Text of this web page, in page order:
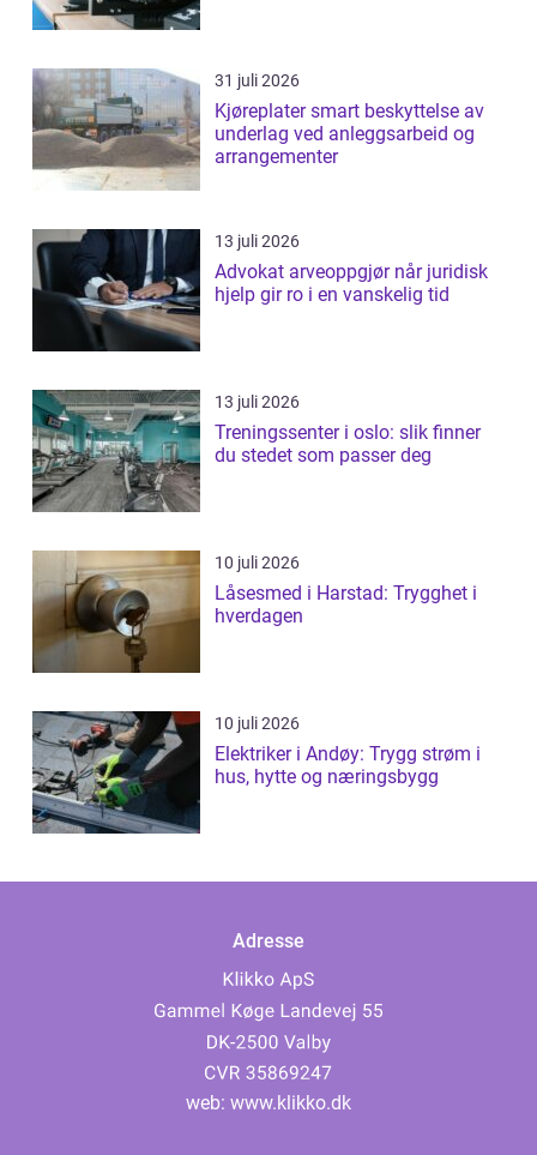
31 juli 2026
Kjøreplater smart beskyttelse av
underlag ved anleggsarbeid og
arrangementer
13 juli 2026
Advokat arveoppgjør når juridisk
hjelp gir ro i en vanskelig tid
13 juli 2026
Treningssenter i oslo: slik finner
du stedet som passer deg
10 juli 2026
Låsesmed i Harstad: Trygghet i
hverdagen
10 juli 2026
Elektriker i Andøy: Trygg strøm i
hus, hytte og næringsbygg
Adresse
web: www.klikko.dk